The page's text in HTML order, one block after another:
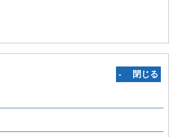
‐ 閉じる